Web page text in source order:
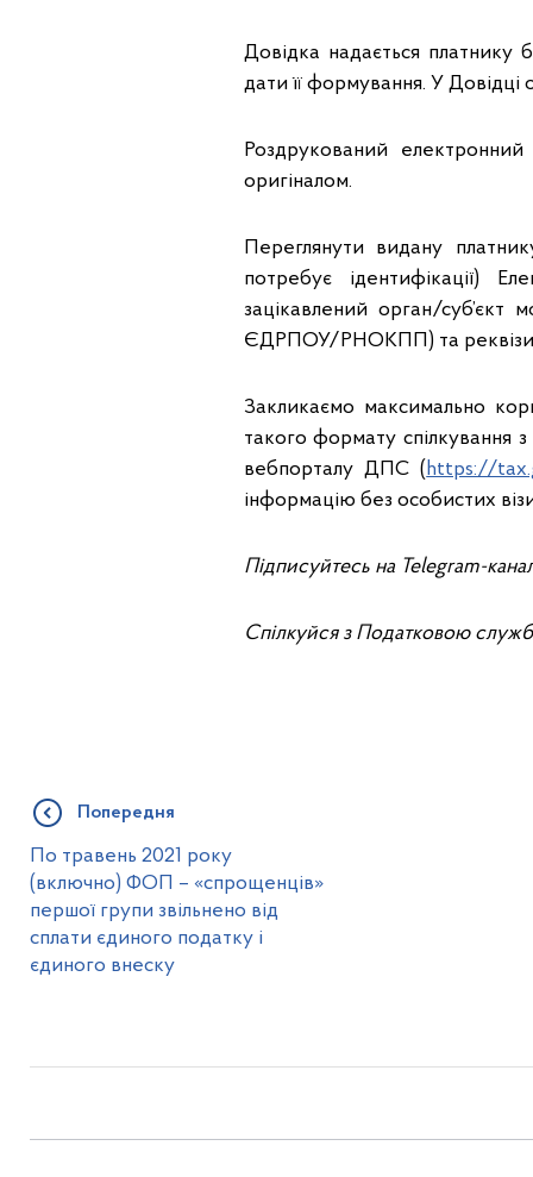
Довідка надається платнику
дати її формування. У Довідці
Роздрукований
оригіналом.
Переглянути видану
потребує ідентифікації)
зацікавлений орган/
ЄДРПОУ/РНОКПП) та
Закликаємо максимально
такого формату спілкування
вебпорталу ДПС ( https://
інформацію без особистих
Підписуйтесь на Telegram-
Спілкуйся з Податковою
Попередня
По травень 2021 року
(включно) ФОП – «спрощенців»
першої групи звільнено від
сплати єдиного податку і
єдиного внеску